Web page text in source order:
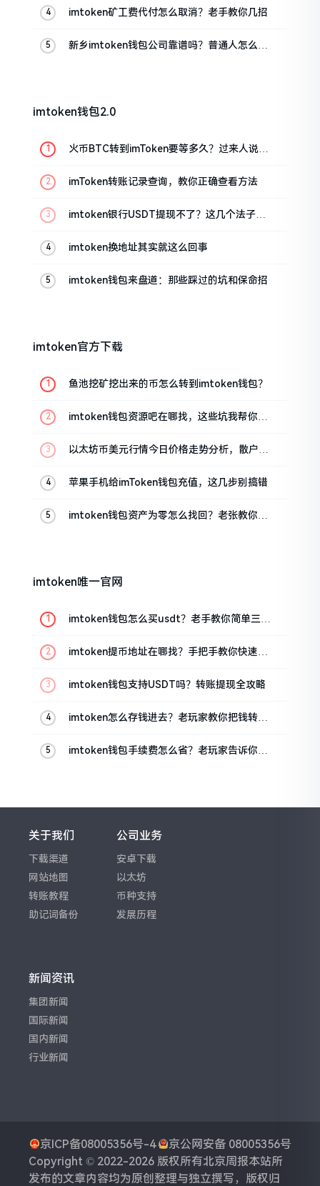
imtoken矿工费代付怎么取消？老手教你几招
新乡imtoken钱包公司靠谱吗？普通人怎么避
imtoken钱包2.0
火币BTC转到imToken要等多久？过来人说说
imToken转账记录查询，教你正确查看方法
imtoken银行USDT提现不了？这几个法子能
imtoken换地址其实就这么回事
imtoken钱包来盘道：那些踩过的坑和保命招
imtoken官方下载
鱼池挖矿挖出来的币怎么转到imtoken钱包？
imtoken钱包资源吧在哪找，这些坑我帮你趟
以太坊币美元行情今日价格走势分析，散户如
苹果手机给imToken钱包充值，这几步别搞错
imtoken钱包资产为零怎么找回？老张教你几
imtoken唯一官网
imtoken钱包怎么买usdt？老手教你简单三步
imtoken提币地址在哪找？手把手教你快速查
imtoken钱包支持USDT吗？转账提现全攻略
imtoken怎么存钱进去？老玩家教你把钱转进
imtoken钱包手续费怎么省？老玩家告诉你几
关于我们
下载渠道
网站地图
转账教程
助记词备份
公司业务
安卓下载
以太坊
币种支持
发展历程
新闻资讯
集团新闻
国际新闻
国内新闻
行业新闻
京ICP备08005356号-4
京公网安备 08005356号
Copyright © 2022-2026 版权所有北京周报本站所
发布的文章内容均为原创整理与独立撰写，版权归